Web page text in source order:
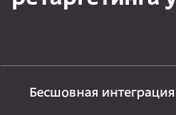
Бесшовная интеграция